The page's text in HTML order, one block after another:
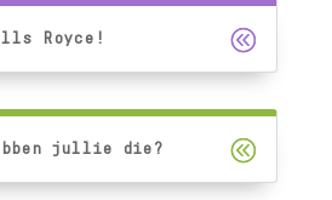
Royce!
jullie die?